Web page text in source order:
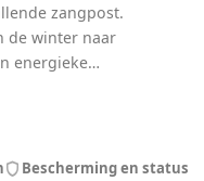
zangpost.
de winter naar
energieke
shield Bescherming en status